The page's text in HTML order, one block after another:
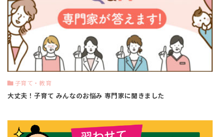
子育て・教育
大丈夫！子育て みんなのお悩み 専門家に聞きました